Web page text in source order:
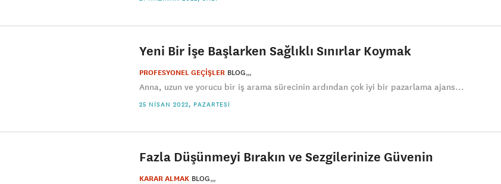
Yeni Bir İşe Başlarken Sağlıklı Sınırlar Koymak
PROFESYONEL GEÇİŞLER BLOG
Anna, uzun ve yorucu bir iş arama sürecinin ardından çok iyi bir pazarlama ajans...
25 NISAN 2022, PAZARTESI
Fazla Düşünmeyi Bırakın ve Sezgilerinize Güvenin
KARAR ALMAK BLOG